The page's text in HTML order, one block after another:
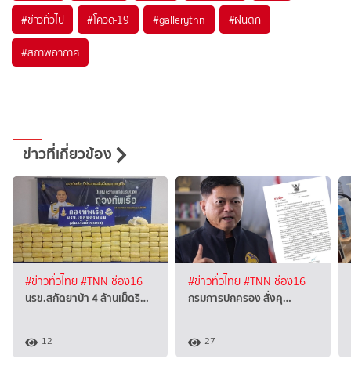
#ข่าวทั่วไป #โควิด-19 #gallerytnn #ฝนตก
#สภาพอากาศ
ข่าวที่เกี่ยวข้อง
#ข่าวทั่วไทย#TNN ช่อง16
นรข.สกัดยาบ้า 4 ล้านเม็ดริ…
12
#ข่าวทั่วไทย#TNN ช่อง16
กรมการปกครอง สั่งคุ…
27